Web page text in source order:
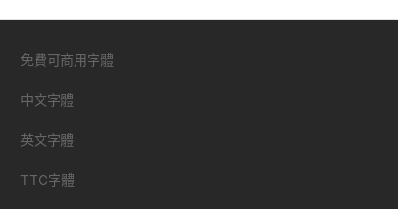
免費可商用字體
中文字體
英文字體
TTC字體